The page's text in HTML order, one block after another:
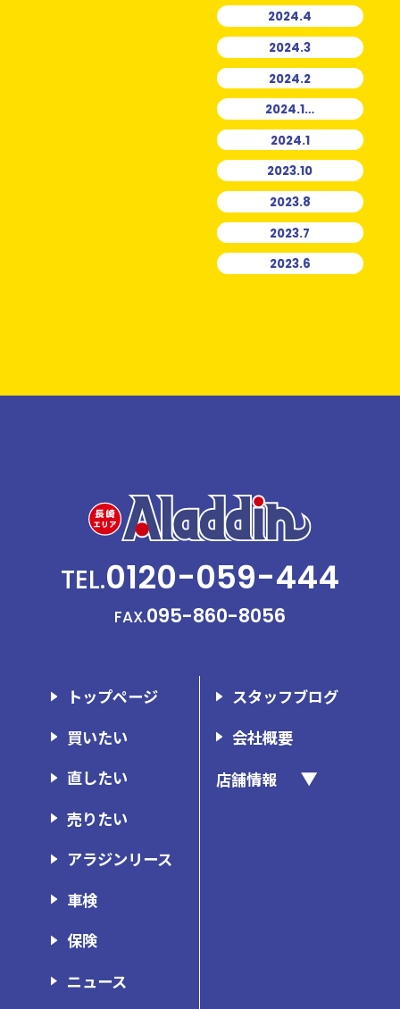
2024.4
2024.3
2024.2
2024.1…
2024.1
2023.10
2023.8
2023.7
2023.6
TEL.0120-059-444
FAX.095-860-8056
トップページ
買いたい
直したい
売りたい
アラジンリース
車検
保険
ニュース
スタッフブログ
会社概要
店舗情報